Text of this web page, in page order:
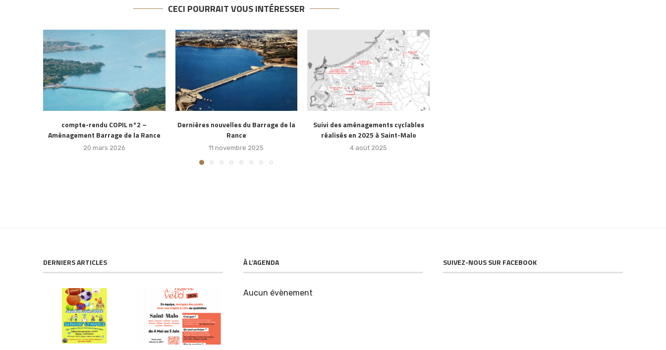
CECI POURRAIT VOUS INTÉRESSER
Dernières nouvelles du Barrage de la
Rance
11 novembre 2025
Suivi des aménagements cyclables
réalisés en 2025 à Saint-Malo
4 août 2025
Réunion SMA d’Avril 2025 : Un
nouveau souffle pour les projets
cyclables
DERNIERS ARTICLES À L’AGENDA SUIVEZ-NOUS SUR FACEBOOK